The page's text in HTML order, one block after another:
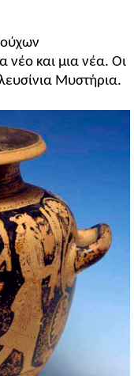
και μια νέα. Οι
Μυστήρια.